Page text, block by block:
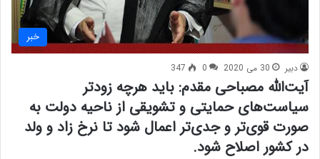
خبر
دبیر 30 می 2020 0
347
آیت‌الله مصباحی مقدم: باید هرچه زودتر
سیاست‌های حمایتی و تشویقی از ناحیه دولت به
صورت قوی‌تر و جدی‌تر اعمال شود تا نرخ زاد و ولد
در کشور اصلاح شود.